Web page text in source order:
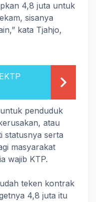
4,8 juta untuk
sisanya
kata Tjahjo,
penduduk
atau
statusnya serta
masyarakat
wajib KTP.
teken kontrak
4,8 juta itu